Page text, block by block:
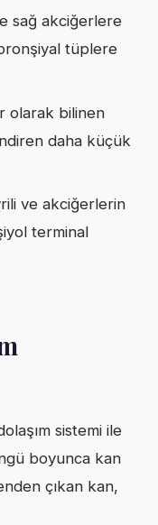
sağ akciğerlere
tüplere
olarak bilinen
daha küçük
ve akciğerlerin
terminal
sistemi ile
boyunca kan
çıkan kan,